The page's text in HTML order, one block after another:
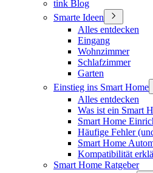
tink Blog
Smarte Ideen
Alles entdecken
Eingang
Wohnzimmer
Schlafzimmer
Garten
Einstieg ins Smart Home
Alles entdecken
Was ist ein Smart
Smart Home
Häufige Fehler
Smart Home
Kompatibilität
Smart Home Ratgeber